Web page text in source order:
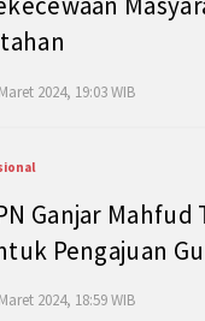
2024, 19:03 WIB
Ganjar
Pengajuan
2024, 18:59 WIB